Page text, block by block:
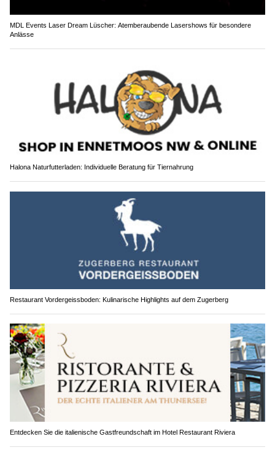
MDL Events Laser Dream Lüscher: Atemberaubende Lasershows für besondere
Anlässe
Halona Naturfutterladen: Individuelle Beratung für Tiernahrung
Restaurant Vordergeissboden: Kulinarische Highlights auf dem Zugerberg
Entdecken Sie die italienische Gastfreundschaft im Hotel Restaurant Riviera